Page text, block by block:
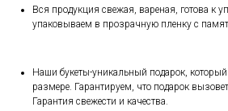
Вся продукция свежая, вареная, готова к
упаковываем в прозрачную пленку с
Наши букеты-уникальный подарок,
размере. Гарантируем, что подарок
Гарантия свежести и качества.